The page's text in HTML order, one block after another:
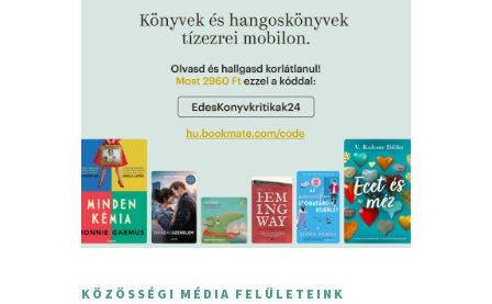
KÖZÖSSÉGI MÉDIA FELÜLETEINK